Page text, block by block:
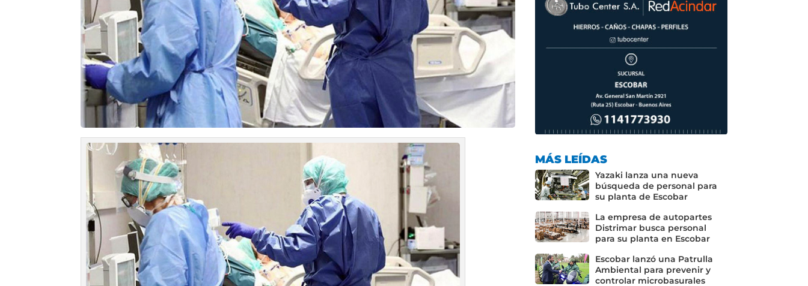
MÁS LEÍDAS
Yazaki lanza una nueva
búsqueda de personal para
su planta de Escobar
La empresa de autopartes
Distrimar busca personal
para su planta en Escobar
Escobar lanzó una Patrulla
Ambiental para prevenir y
controlar microbasurales